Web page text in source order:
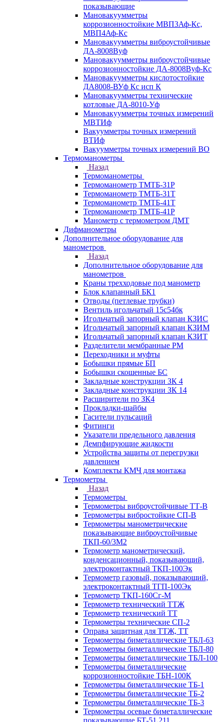
показывающие
Мановакуумметры
коррозионностойкие МВП3Аф-Кс,
МВП4Аф-Кс
Мановакуумметры виброустойчивые
ДА-8008Вуф
Мановакуумметры виброустойчивые
коррозионностойкие ДА-8008Вуф-Кс
Мановакуумметры кислотостойкие
ДА8008-ВУф Кс исп К
Мановакуумметры технические
котловые ДА-8010-Уф
Мановакуумметры точных измерений
МВТИф
Вакуумметры точных измерений
ВТИф
Вакуумметры точных измерений ВО
Термоманометры
Назад
Термоманометры
Термоманометр ТМТБ-31Р
Термоманометр ТМТБ-31Т
Термоманометр ТМТБ-41Т
Термоманометр ТМТБ-41Р
Манометр с термометром ДМТ
Дифманометры
Дополнительное оборудование для
манометров
Назад
Дополнительное оборудование для
манометров
Краны трехходовые под манометр
Блок клапанный БК1
Отводы (петлевые трубки)
Вентиль игольчатый 15с54бк
Игольчатый запорный клапан КЗИС
Игольчатый запорный клапан КЗИМ
Игольчатый запорный клапан КЗИТ
Разделители мембранные РМ
Переходники и муфты
Бобышки прямые БП
Бобышки скошенные БС
Закладные конструкции ЗК 4
Закладные конструкции ЗК 14
Расширители по ЗК4
Прокладки-шайбы
Гасители пульсаций
Фитинги
Указатели предельного давления
Демпфирующие жидкости
Устройства защиты от перегрузки
давлением
Комплекты КМЧ для монтажа
Термометры
Назад
Термометры
Термометры виброустойчивые ТТ-В
Термометры вибростойкие СП-В
Термометры манометрические
показывающие виброустойчивые
ТКП-60/3М2
Термометр манометрический,
конденсационный, показывающий,
электроконтактный ТКП-100Эк
Термометр газовый, показывающий,
электроконтактный ТГП-100Эк
Термометр ТКП-160Сг-М
Термометр технический ТТЖ
Термометр технический ТТ
Термометры технические СП-2
Оправа защитная для ТТЖ, ТТ
Термометры биметаллические ТБЛ-63
Термометры биметаллические ТБЛ-80
Термометры биметаллические ТБЛ-100
Термометры биметаллические
коррозионностойкие ТБН-100К
Термометры биметаллические ТБ-1
Термометры биметаллические ТБ-2
Термометры биметаллические ТБ-3
Термометры осевые биметаллические
показывающие БТ-51.211